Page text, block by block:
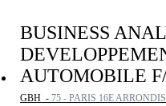
BUSINESS
AUTOMOBILE
GBH - 75 - PARIS 16E